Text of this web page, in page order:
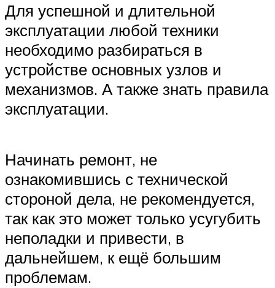
Для успешной и длительной
эксплуатации любой техники
необходимо разбираться в
устройстве основных узлов и
механизмов. А также знать правила
эксплуатации.
Начинать ремонт, не
ознакомившись с технической
стороной дела, не рекомендуется,
так как это может только усугубить
неполадки и привести, в
дальнейшем, к ещё большим
проблемам.